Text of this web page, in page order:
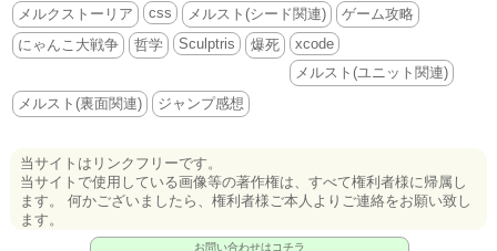
メルクストーリア
css メルスト(シード関連)
ゲーム攻略
にゃんこ大戦争
哲学 Sculptris 爆死
xcode
メルスト(ユニット関連)
メルスト(裏面関連)
ジャンプ感想
当サイトはリンクフリーです。
当サイトで使用している画像等の著作権は、すべて権利者様に帰属し
ます。 何かございましたら、権利者様ご本人よりご連絡をお願い致し
ます。
お問い合わせはコチラ